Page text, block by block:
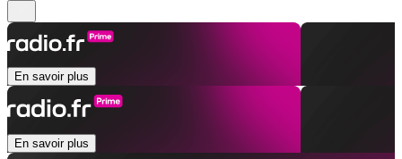
En savoir plus
En savoir plus